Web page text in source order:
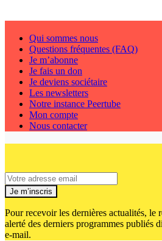
Qui sommes nous
Questions fréquentes (FAQ)
Je m’abonne
Je fais un don
Je deviens sociétaire
Les newsletters
Notre instance Peertube
Mon compte
Nous contacter
Je m’inscris
Pour recevoir les dernières actualités, le
alerté des derniers programmes publiés
e-mail.